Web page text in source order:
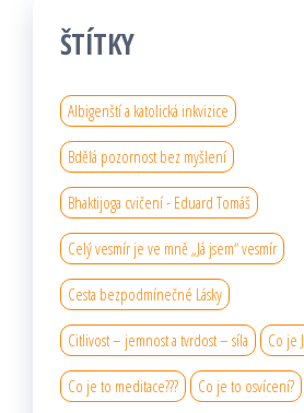
ŠTÍTKY
Albigenští a katolická inkvizice
Bdělá pozornost bez myšlení
Bhaktijoga cvičení - Eduard Tomáš
Celý vesmír je ve mně „Já jsem“ vesmír
Cesta bezpodmínečné Lásky
Citlivost – jemnost a tvrdost – síla Co je
Co je to meditace??? Co je to osvícení?